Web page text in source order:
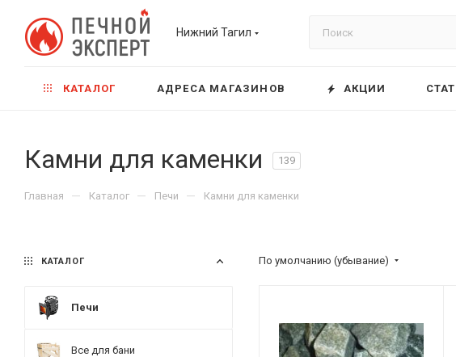
Нижний Тагил
КАТАЛОГ АДРЕСА МАГАЗИНОВ АКЦИИ
Камни для каменки 139
Главная — Каталог — Печи — Камни для каменки
По умолчанию (убывание)
КАТАЛОГ
Печи
Все для бани